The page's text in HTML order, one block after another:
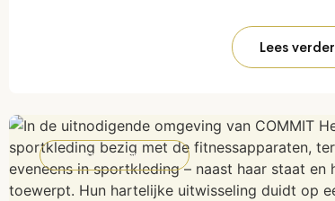
Lees verder
NIET-GECATEGORISEERD